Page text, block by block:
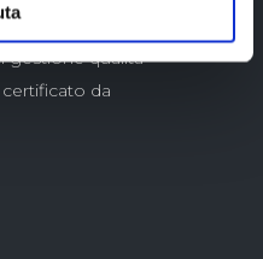
gestione qualità
certificato da